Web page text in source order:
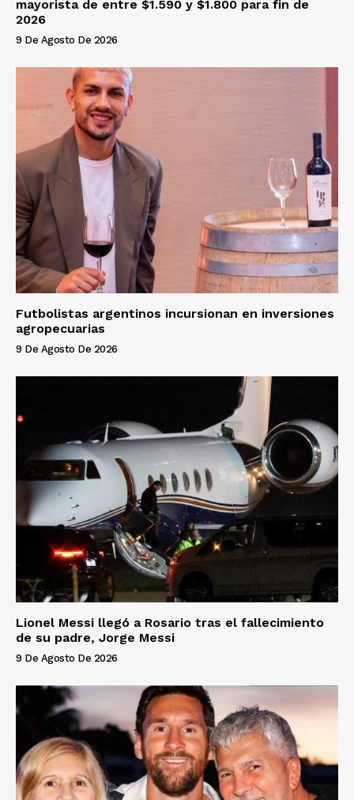
mayorista de entre $1.590 y $1.800 para fin de
2026
9 De Agosto De 2026
Futbolistas argentinos incursionan en inversiones
agropecuarias
9 De Agosto De 2026
Lionel Messi llegó a Rosario tras el fallecimiento
de su padre, Jorge Messi
9 De Agosto De 2026